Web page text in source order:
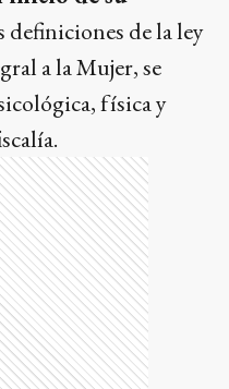
definiciones de la ley
a la Mujer, se
física y